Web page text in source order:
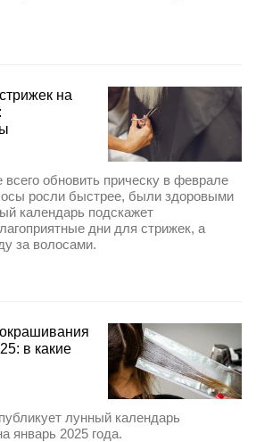
на
всего обновить прическу в феврале
росли быстрее, были здоровыми
календарь подскажет
дни для стрижек, а
за волосами.
в какие
лунный календарь
январь 2025 года.